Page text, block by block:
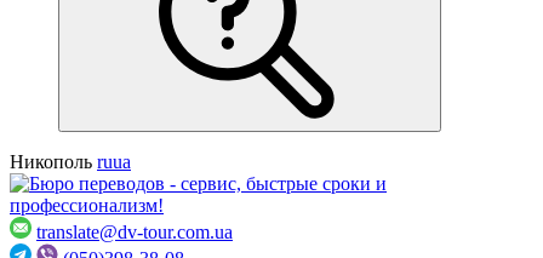
Никополь ruua
translate@dv-tour.com.ua